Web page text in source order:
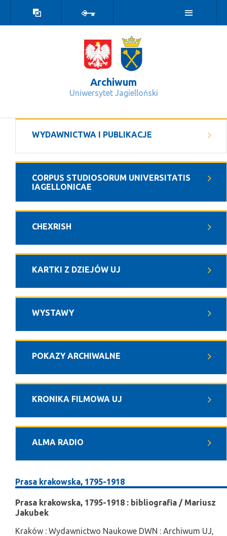
kontrastowa
Archiwum
Uniwersytet Jagielloński
Prasa Krakowska 1795-1918.
WYDAWNICTWA I PUBLIKACJE
CORPUS STUDIOSORUM UNIVERSITATIS
IAGELLONICAE
CHEXRISH
KARTKI Z DZIEJÓW UJ
WYSTAWY
POKAZY ARCHIWALNE
KRONIKA FILMOWA UJ
ALMA RADIO
Prasa krakowska, 1795-1918
Prasa krakowska, 1795-1918 : bibliografia / Mariusz
Jakubek
Kraków : Wydawnictwo Naukowe DWN : Archiwum UJ,